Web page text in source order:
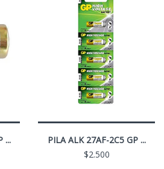
...
PILA ALK 27AF-2C5 GP ...
$2.500